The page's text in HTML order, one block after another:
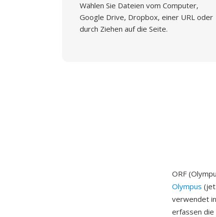
Wählen Sie Dateien vom Computer,
Google Drive, Dropbox, einer URL oder
durch Ziehen auf die Seite.
ORF
Olympus
verwendet
erfassen